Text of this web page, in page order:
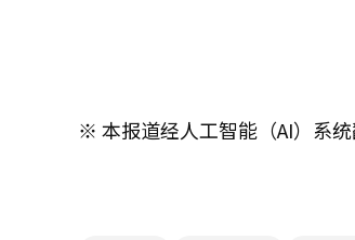
※ 本报道经人工智能（AI）系统